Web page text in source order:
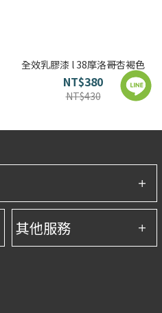
全效乳膠漆 l 38摩洛哥杏褐色
NT$380
NT$430